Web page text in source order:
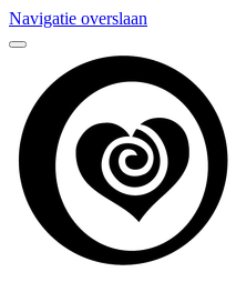
Navigatie overslaan